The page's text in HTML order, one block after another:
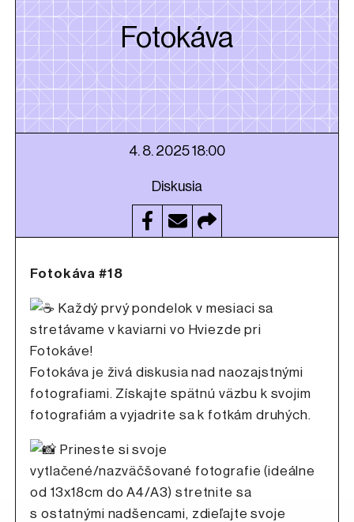
Fotokáva
4. 8. 2025 18:00
Diskusia
Fotokáva #18
Každý prvý pondelok v mesiaci sa
stretávame v kaviarni vo Hviezde pri
Fotokáve!
Fotokáva je živá diskusia nad naozajstnými
fotografiami. Získajte spätnú väzbu k svojim
fotografiám a vyjadrite sa k fotkám druhých.
Prineste si svoje
vytlačené/nazväčšované fotografie (ideálne
od 13x18cm do A4/A3) stretnite sa
s ostatnými nadšencami, zdieľajte svoje